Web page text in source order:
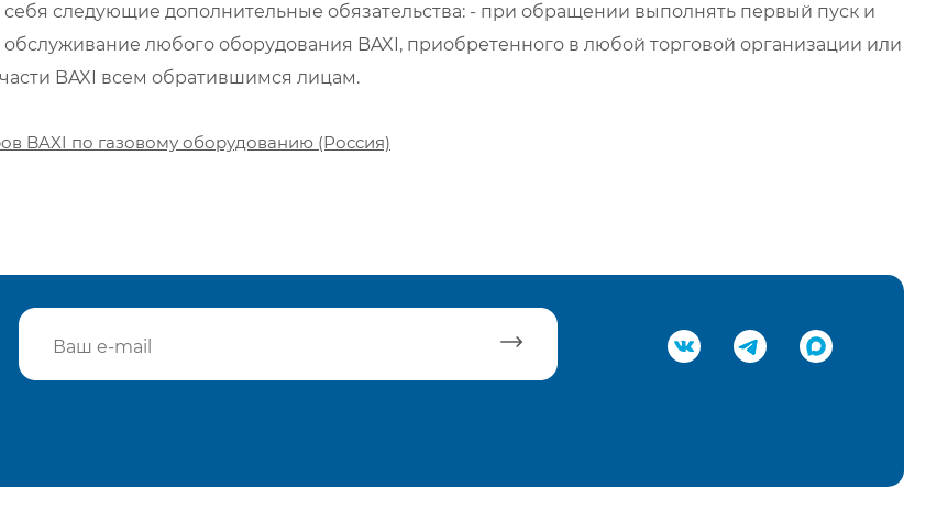
следующие дополнительные обязательства: - при обращении выполнять первый пуск и
любого оборудования BAXI, приобретенного в любой торговой организации или
BAXI всем обратившимся лицам.
BAXI по газовому оборудованию (Россия)